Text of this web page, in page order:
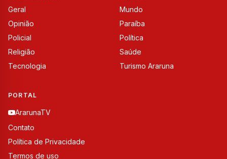
Geral
Mundo
Opinião
Paraíba
Policial
Política
Religião
Saúde
Tecnologia
Turismo Araruna
PORTAL
ArarunaTV
Contato
Política de Privacidade
Termos de uso